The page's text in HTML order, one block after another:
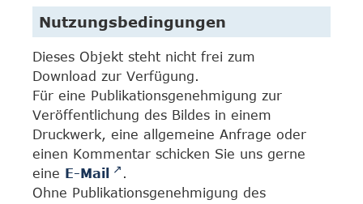
Nutzungsbedingungen
Dieses Objekt steht nicht frei zum
Download zur Verfügung.
Für eine Publikationsgenehmigung zur
Veröffentlichung des Bildes in einem
Druckwerk, eine allgemeine Anfrage oder
einen Kommentar schicken Sie uns gerne
eine E-Mail
.
Ohne Publikationsgenehmigung des